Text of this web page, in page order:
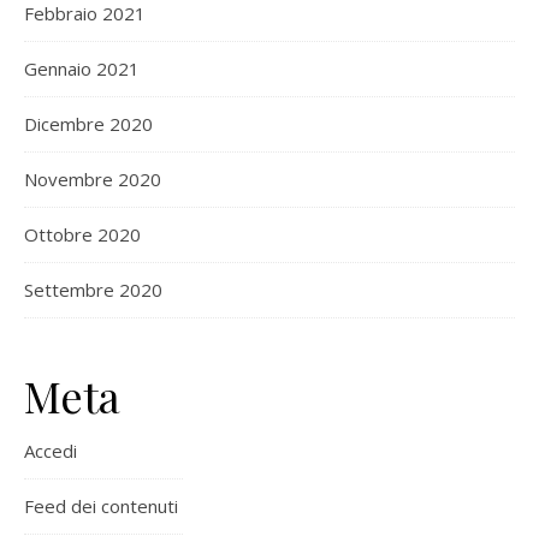
Febbraio 2021
Gennaio 2021
Dicembre 2020
Novembre 2020
Ottobre 2020
Settembre 2020
Meta
Accedi
Feed dei contenuti